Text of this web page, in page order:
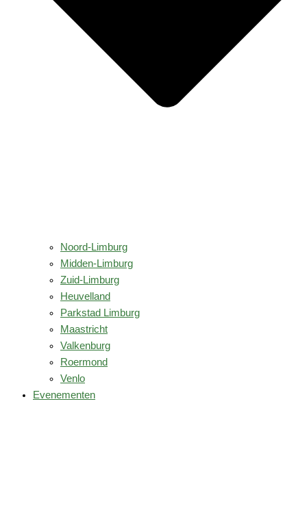
Noord-Limburg
Midden-Limburg
Zuid-Limburg
Heuvelland
Parkstad Limburg
Maastricht
Valkenburg
Roermond
Venlo
Evenementen